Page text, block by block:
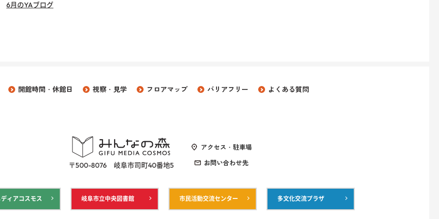
6月のYAブログ
開館時間・休館日 視察・見学 フロアマップ バリアフリー よくある質問
〒500-8076 岐阜市司町40番地5
アクセス・駐車場
お問い合わせ先
ィアコスモス 岐阜市立中央図書館 市民活動交流センター 多文化交流プラザ